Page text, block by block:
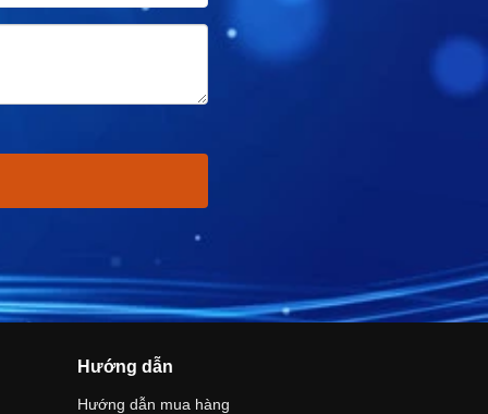
Hướng dẫn
Hướng dẫn mua hàng